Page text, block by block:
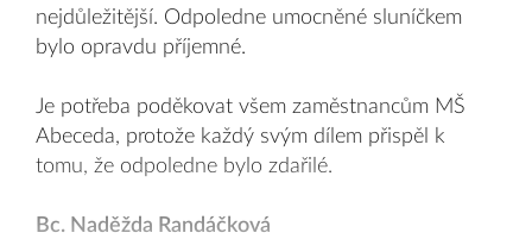
nejdůležitější. Odpoledne umocněné sluníčkem
bylo opravdu příjemné.
Je potřeba poděkovat všem zaměstnancům MŠ
Abeceda, protože každý svým dílem přispěl k
tomu, že odpoledne bylo zdařilé.
Bc. Naděžda Randáčková